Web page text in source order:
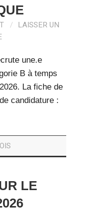
LAISSER UN
une.e
B à temps
La fiche de
candidature :
LE